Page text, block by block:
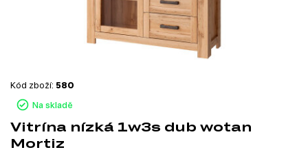
Na skladě
Kód zboží: 580
Vitrína nízká 1w3s dub wotan
Mortiz